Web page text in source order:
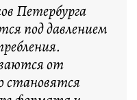
Петербурга
под давлением
от
становятся